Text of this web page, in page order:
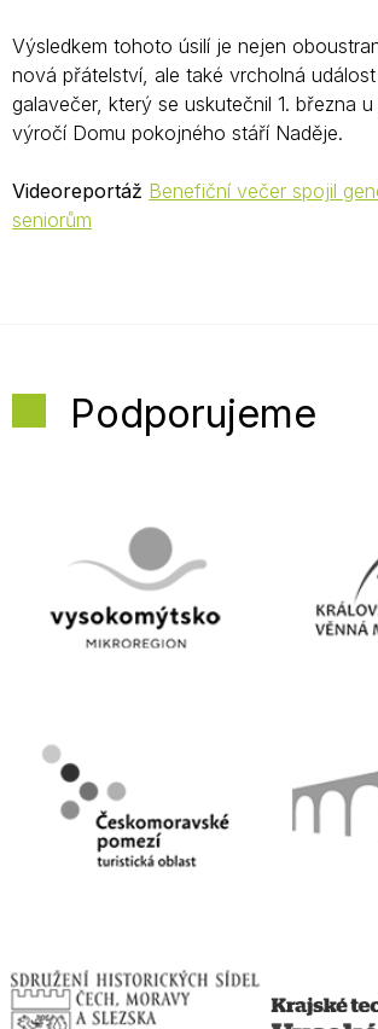
Výsledkem tohoto úsilí je nejen
nová přátelství, ale také vrcholná
galavečer, který se uskutečnil 1. března
výročí Domu pokojného stáří Naděje.
Videoreportáž Benefiční večer spojil
seniorům
Podporujeme